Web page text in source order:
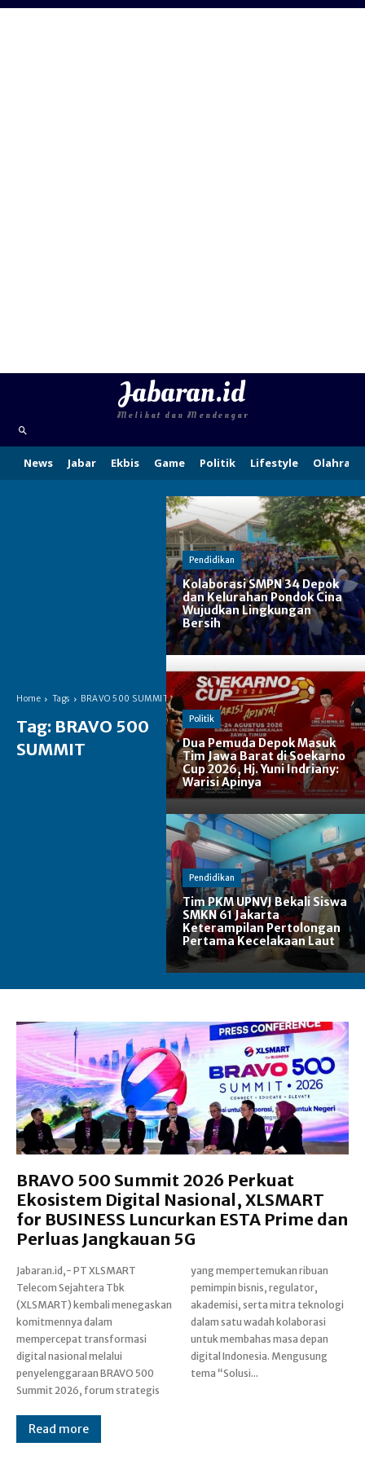
Jabaran.id
Melihat dan Mendengar
News Jabar Ekbis Game Politik Lifestyle Olahraga
Home Tags BRAVO 500 SUMMIT
Tag: BRAVO 500
SUMMIT
Pendidikan
Kolaborasi SMPN 34 Depok
dan Kelurahan Pondok Cina
Wujudkan Lingkungan
Bersih
Politik
Dua Pemuda Depok Masuk
Tim Jawa Barat di Soekarno
Cup 2026, Hj. Yuni Indriany:
Warisi Apinya
Pendidikan
Tim PKM UPNVJ Bekali Siswa
SMKN 61 Jakarta
Keterampilan Pertolongan
Pertama Kecelakaan Laut
BRAVO 500 Summit 2026 Perkuat
Ekosistem Digital Nasional, XLSMART
for BUSINESS Luncurkan ESTA Prime dan
Perluas Jangkauan 5G
Jabaran.id,- PT XLSMART
Telecom Sejahtera Tbk
(XLSMART) kembali menegaskan
komitmennya dalam
mempercepat transformasi
digital nasional melalui
penyelenggaraan BRAVO 500
Summit 2026, forum strategis
yang mempertemukan ribuan
pemimpin bisnis, regulator,
akademisi, serta mitra teknologi
dalam satu wadah kolaborasi
untuk membahas masa depan
digital Indonesia. Mengusung
tema “Solusi...
Read more